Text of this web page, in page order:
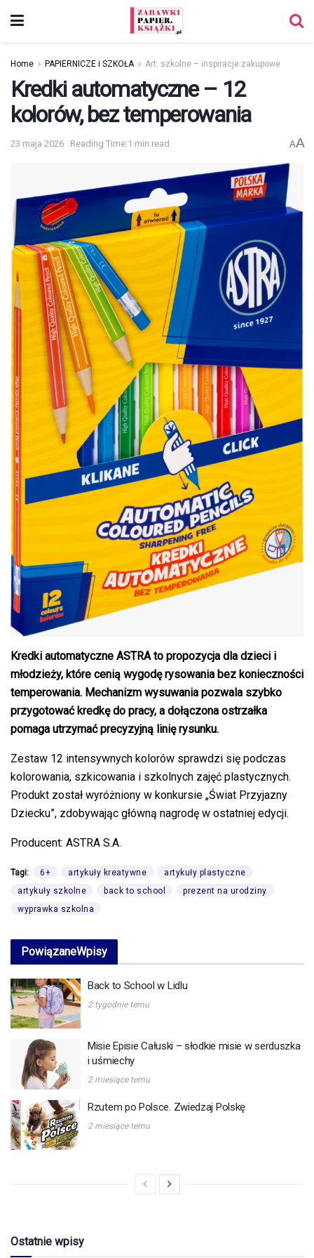
Home PAPIERNICZE i SZKOŁA Art. szkolne – inspiracje zakupowe
Kredki automatyczne – 12
kolorów, bez temperowania
23 maja 2026 Reading Time:1 min read AA
Kredki automatyczne ASTRA to propozycja dla dzieci i
młodzieży, które cenią wygodę rysowania bez konieczności
temperowania. Mechanizm wysuwania pozwala szybko
przygotować kredkę do pracy, a dołączona ostrzałka
pomaga utrzymać precyzyjną linię rysunku.
Zestaw 12 intensywnych kolorów sprawdzi się podczas
kolorowania, szkicowania i szkolnych zajęć plastycznych.
Produkt został wyróżniony w konkursie „Świat Przyjazny
Dziecku”, zdobywając główną nagrodę w ostatniej edycji.
Producent: ASTRA S.A.
Tagi: 6+ artykuły kreatywne
artykuły plastyczne
artykuły szkolne
back to school
prezent na urodziny
wyprawka szkolna
PowiązaneWpisy
Back to School w Lidlu
2 tygodnie temu
Misie Episie Całuski – słodkie misie w serduszka
i uśmiechy
2 miesiące temu
Rzutem po Polsce. Zwiedzaj Polskę
2 miesiące temu
Ostatnie wpisy